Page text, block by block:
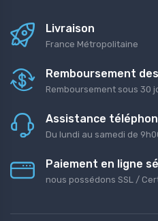
Livraison
France Métropolitaine
Remboursement
Remboursement sous 30
Assistance
Du lundi au samedi de
Paiement en ligne
nous possédons SSL /